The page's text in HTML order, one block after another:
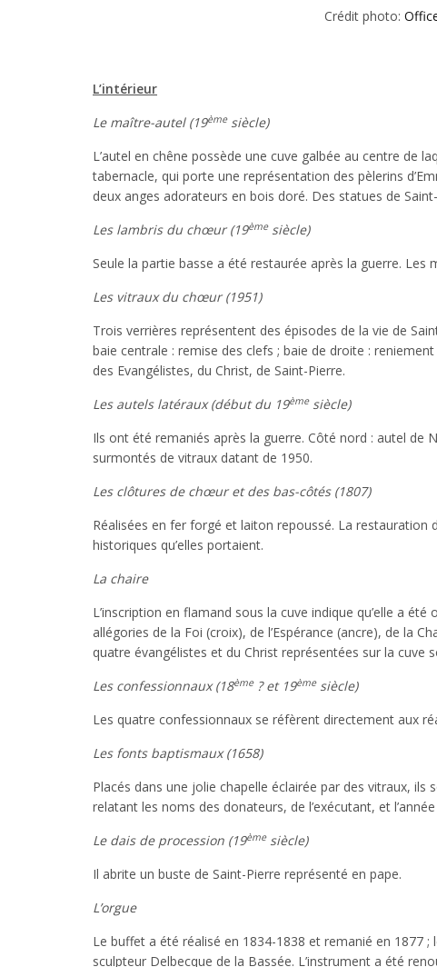
Crédit photo:
L’intérieur
Le maître-autel (19èmesiècle)
L’autel en chêne possède une cuve galbée au centre de
tabernacle, qui porte une représentation des pèlerins
deux anges adorateurs en bois doré. Des statues de
Les lambris du chœur (19èmesiècle)
Seule la partie basse a été restaurée après la guerre. Les
Les vitraux du chœur (1951)
Trois verrières représentent des épisodes de la vie de
baie centrale : remise des clefs ; baie de droite :
des Evangélistes, du Christ, de Saint-Pierre.
Les autels latéraux (début du 19èmesiècle)
Ils ont été remaniés après la guerre. Côté nord : autel de
surmontés de vitraux datant de 1950.
Les clôtures de chœur et des bas-côtés (1807)
Réalisées en fer forgé et laiton repoussé. La restauration
historiques qu’elles portaient.
La chaire
L’inscription en flamand sous la cuve indique qu’elle a
allégories de la Foi (croix), de l’Espérance (ancre), de la
quatre évangélistes et du Christ représentées sur la cuve
Les confessionnaux (18ème? et 19èmesiècle)
Les quatre confessionnaux se réfèrent directement aux
Les fonts baptismaux (1658)
Placés dans une jolie chapelle éclairée par des vitraux,
relatant les noms des donateurs, de l’exécutant, et
Le dais de procession (19èmesiècle)
Il abrite un buste de Saint-Pierre représenté en pape.
L’orgue
Le buffet a été réalisé en 1834-1838 et remanié en 1877
sculpteur Delbecque de la Bassée. L’instrument a été